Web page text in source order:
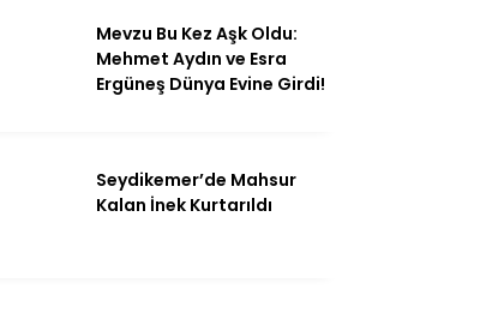
Mevzu Bu Kez Aşk Oldu:
Mehmet Aydın ve Esra
Ergüneş Dünya Evine Girdi!
Seydikemer’de Mahsur
Kalan İnek Kurtarıldı